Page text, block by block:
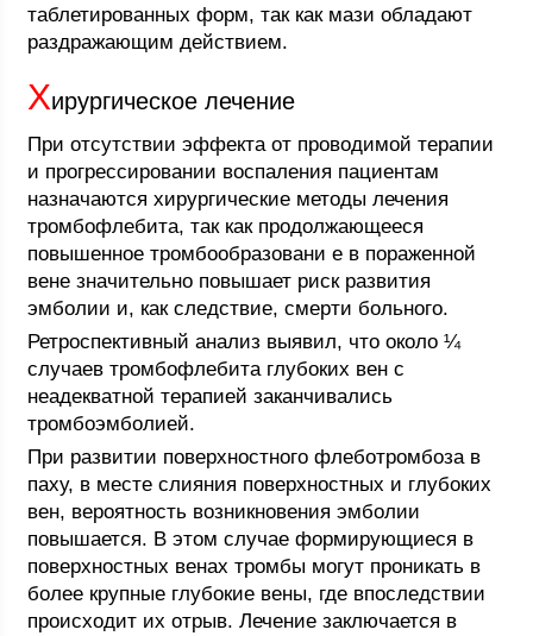
таблетированных форм, так как мази обладают
раздражающим действием.
Хирургическое лечение
При отсутствии эффекта от проводимой терапии
и прогрессировании воспаления пациентам
назначаются хирургические методы лечения
тромбофлебита, так как продолжающееся
повышенное тромбообразовани е в пораженной
вене значительно повышает риск развития
эмболии и, как следствие, смерти больного.
Ретроспективный анализ выявил, что около ¼
случаев тромбофлебита глубоких вен с
неадекватной терапией заканчивались
тромбоэмболией.
При развитии поверхностного флеботромбоза в
паху, в месте слияния поверхностных и глубоких
вен, вероятность возникновения эмболии
повышается. В этом случае формирующиеся в
поверхностных венах тромбы могут проникать в
более крупные глубокие вены, где впоследствии
происходит их отрыв. Лечение заключается в